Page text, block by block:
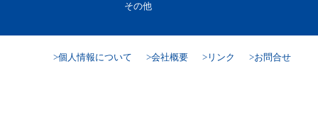
その他
個人情報について 会社概要 リンク お問合せ